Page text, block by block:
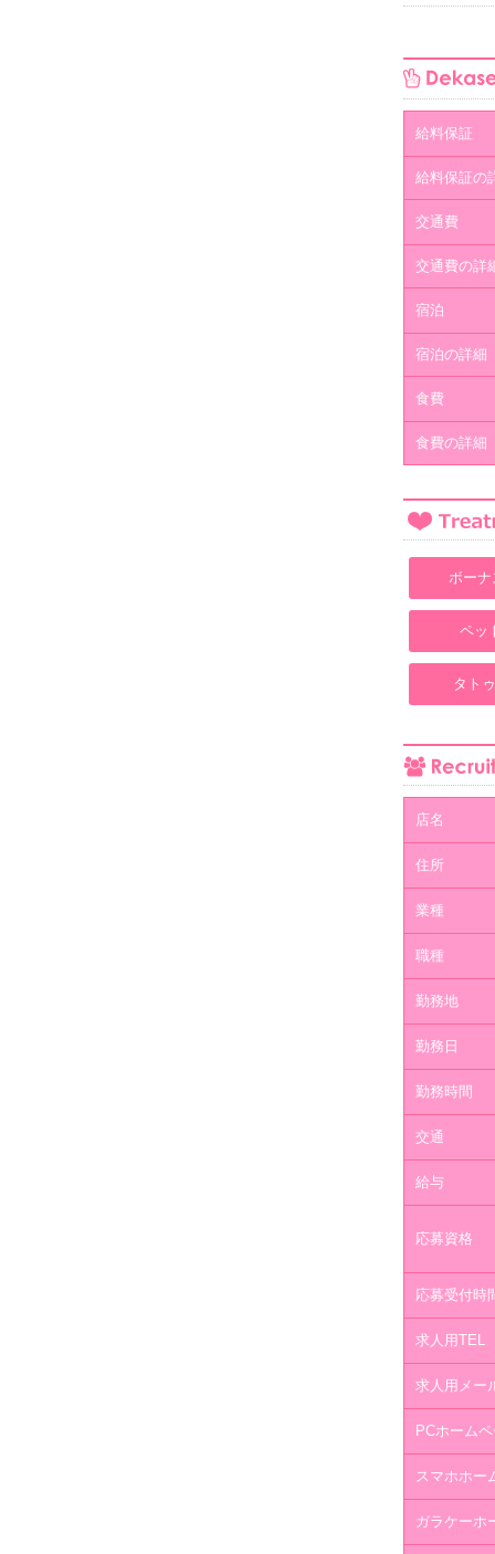
給料保証
給料保証の
交通費
交通費の詳
宿泊
宿泊の詳細
食費
食費の詳細
ボーナ
ペッ
タト
店名
住所
業種
職種
勤務地
勤務日
勤務時間
交通
給与
応募資格
応募受付時
求人用TEL
求人用メー
PCホーム
スマホホー
ガラケーホ